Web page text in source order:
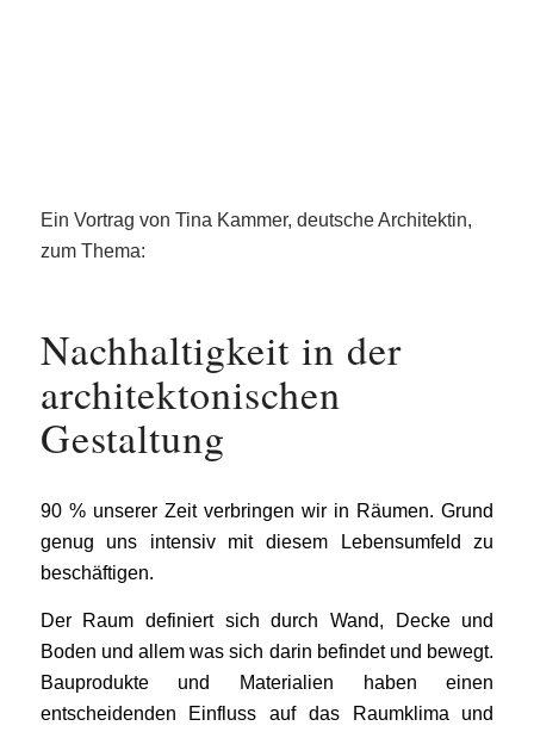
Ein Vortrag von Tina Kammer, deutsche Architektin,
zum Thema:
Nachhaltigkeit in der
architektonischen
Gestaltung
90 % unserer Zeit verbringen wir in Räumen. Grund
genug uns intensiv mit diesem Lebensumfeld zu
beschäftigen.
Der Raum definiert sich durch Wand, Decke und
Boden und allem was sich darin befindet und bewegt.
Bauprodukte und Materialien haben einen
entscheidenden Einfluss auf das Raumklima und